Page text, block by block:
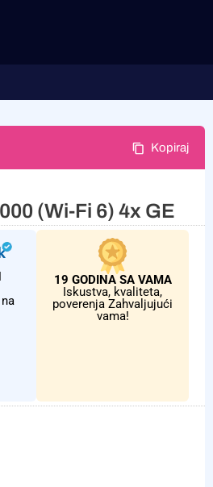
Kopiraj
(Wi-Fi 6) 4x GE
19 GODINA SA VAMA
Iskustva, kvaliteta,
poverenja Zahvaljujući
vama!